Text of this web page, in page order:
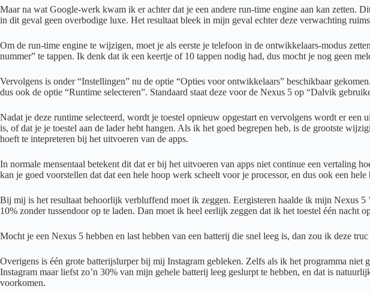
Maar na wat Google-werk kwam ik er achter dat je een andere run-time engine aan kan zetten.
in dit geval geen overbodige luxe. Het resultaat bleek in mijn geval echter deze verwachting
Om de run-time engine te wijzigen, moet je als eerste je telefoon in de ontwikkelaars-modus
nummer” te tappen. Ik denk dat ik een keertje of 10 tappen nodig had, dus mocht je nog geen
Vervolgens is onder “Instellingen” nu de optie “Opties voor ontwikkelaars” beschikbaar
dus ook de optie “Runtime selecteren”. Standaard staat deze voor de Nexus 5 op “Dalvik
Nadat je deze runtime selecteerd, wordt je toestel opnieuw opgestart en vervolgens wordt er
is, of dat je je toestel aan de lader hebt hangen. Als ik het goed begrepen heb, is de grootste
hoeft te intepreteren bij het uitvoeren van de apps.
In normale mensentaal betekent dit dat er bij het uitvoeren van apps niet continue een vertaling
kan je goed voorstellen dat dat een hele hoop werk scheelt voor je processor, en dus ook een
Bij mij is het resultaat behoorlijk verbluffend moet ik zeggen. Eergisteren haalde ik mijn Nexus
10% zonder tussendoor op te laden. Dan moet ik heel eerlijk zeggen dat ik het toestel één
Mocht je een Nexus 5 hebben en last hebben van een batterij die snel leeg is, dan zou ik deze
Overigens is één grote batterijslurper bij mij Instagram gebleken. Zelfs als ik het programma
Instagram maar liefst zo’n 30% van mijn gehele batterij leeg geslurpt te hebben, en dat is
voorkomen.